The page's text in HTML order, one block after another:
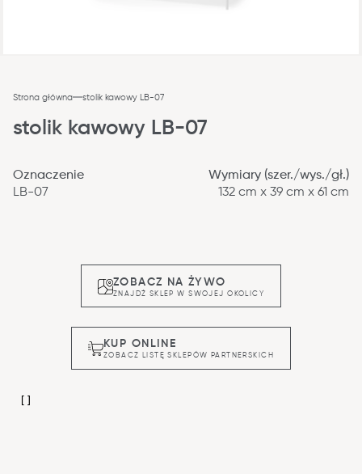
Strona główna stolik kawowy LB-07
stolik kawowy LB-07
Oznaczenie
LB-07
Wymiary (szer./wys./gł.)
132 cm x 39 cm x 61 cm
ZOBACZ NA ŻYWO
ZNAJDŹ SKLEP W SWOJEJ OKOLICY
KUP ONLINE
ZOBACZ LISTĘ SKLEPÓW PARTNERSKICH